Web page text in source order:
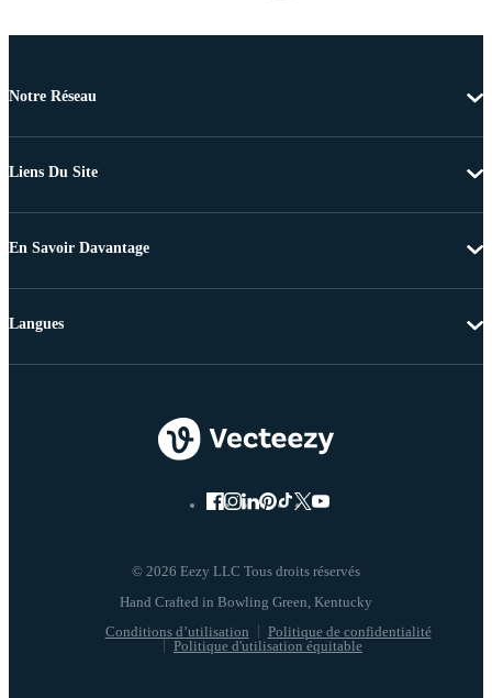
Notre Réseau
Liens Du Site
En Savoir Davantage
© 2026 Eezy LLC Tous droits réservés
Conditions d’utilisation
Politique de confidentialité
Politique d'utilisation équitable
Langues